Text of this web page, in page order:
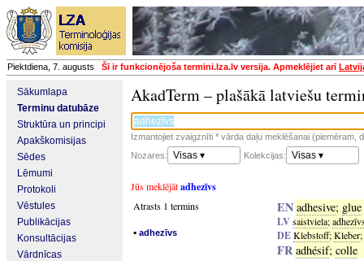
Piektdiena, 7. augusts Šī ir funkcionējoša termini.lza.lv versija. Apmeklējiet arī
Sākumlapa
Terminu datubāze
Struktūra un principi
Apakškomisijas
Sēdes
Lēmumi
Protokoli
Vēstules
Publikācijas
Konsultācijas
Vārdnīcas
AkadTerm – plašākā latviešu
Izmantojiet zvaigznīti * vārda daļu meklēšanai (piemēram,
Nozares:
Visas ▾ Kolekcijas: Visas ▾
Jūs meklējātadhezīvs
Atrasts 1 termins
▪ adhezīvs
EN adhesive; glue
LVsaistviela;
DEKlebstoff;Kleber;
FR adhésif; colle